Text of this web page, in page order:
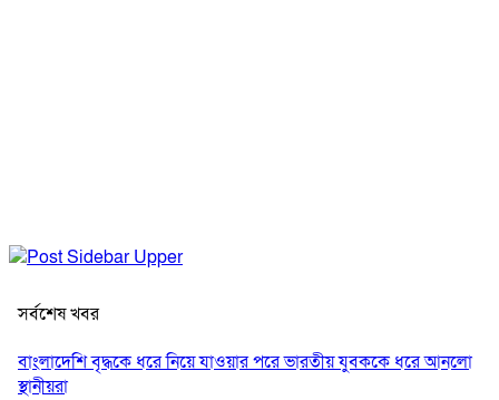
সর্বশেষ খবর
বাংলাদেশি বৃদ্ধকে ধরে নিয়ে যাওয়ার পরে ভারতীয় যুবককে ধরে আনলো
স্থানীয়রা